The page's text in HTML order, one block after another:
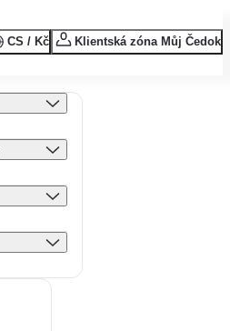
CS / Kč Klientská zóna Můj Čedok